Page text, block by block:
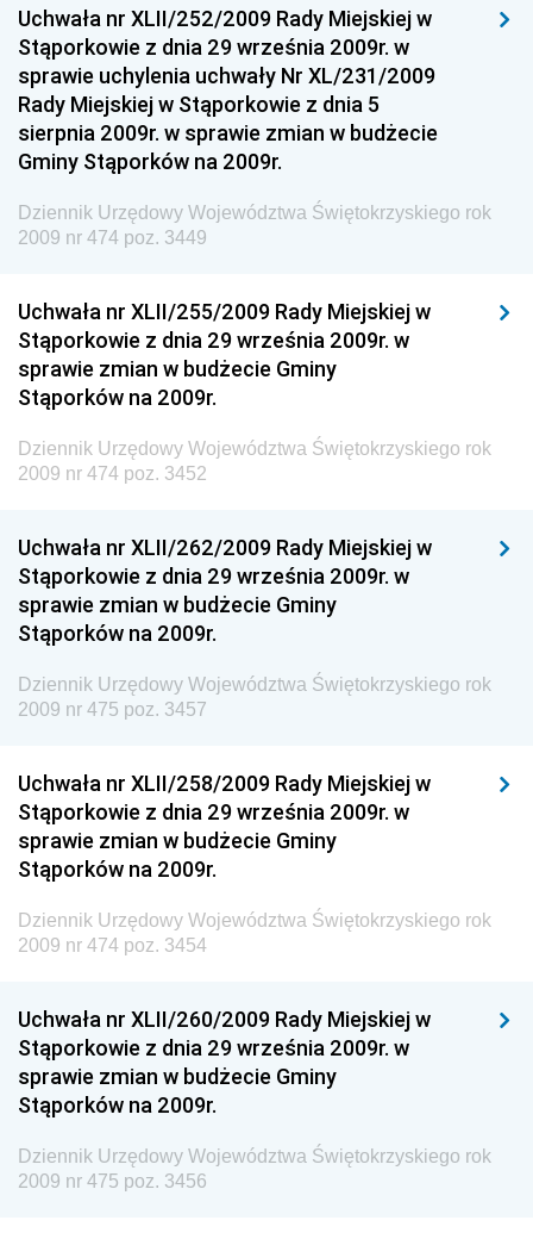
Dziennik Urzędowy Ministra Funduszy i Polityki
Regionalnej
Dziennik Urzędowy Ministra Aktywów Państwowych
Dziennik Urzędowy Ministra Zdrowia
Dziennik Urzędowy Ministra Środowiska i Głównego
Dziennik Urzędowy Ministra Klimatu i Środowiska
Narodowego i Sportu
Dziennik Urzędowy Ministra Finansów, Funduszy i
Polityki Regionalnej
Dziennik Urzędowy Ministra Rozwoju, Pracy i
Technologii
Dziennik Urzędowy Ministra Kultury, Dziedzictwa
Dziennik Urzędowy Ministra Rodziny i Polityki
Społecznej
Dziennik Urzędowy Komendy Głównej Straży
Granicznej
Dziennik Urzędowy Głównego Inspektoratu Transportu
Drogowego
Dziennik Urzędowy Komendy Głównej Policji
Dziennik Urzędowy Ministra Pracy i Polityki
Społecznej
Dziennik Urzędowy Ministra Transportu, Budownictwa
i Gospodarki Morskiej
Dziennik Urzędowy Ministra Spraw Zagranicznych
Dziennik Urzędowy Centralnego Biura
Antykorupcyjnego
Wewnętrznego
Dziennik Urzędowy Urzędu Patentowego
Uchwała nr XLII/252/2009 Rady Miejskiej w
Stąporkowie z dnia 29 września 2009r. w
sprawie uchylenia uchwały Nr XL/231/2009
Rady Miejskiej w Stąporkowie z dnia 5
sierpnia 2009r. w sprawie zmian w budżecie
Gminy Stąporków na 2009r.
Dziennik Urzędowy Województwa Świętokrzyskiego rok
2009 nr 474 poz. 3449
Uchwała nr XLII/255/2009 Rady Miejskiej w
Stąporkowie z dnia 29 września 2009r. w
sprawie zmian w budżecie Gminy
Stąporków na 2009r.
Dziennik Urzędowy Województwa Świętokrzyskiego rok
2009 nr 474 poz. 3452
Uchwała nr XLII/262/2009 Rady Miejskiej w
Stąporkowie z dnia 29 września 2009r. w
sprawie zmian w budżecie Gminy
Stąporków na 2009r.
Dziennik Urzędowy Województwa Świętokrzyskiego rok
2009 nr 475 poz. 3457
Uchwała nr XLII/258/2009 Rady Miejskiej w
Stąporkowie z dnia 29 września 2009r. w
sprawie zmian w budżecie Gminy
Stąporków na 2009r.
Dziennik Urzędowy Województwa Świętokrzyskiego rok
2009 nr 474 poz. 3454
Uchwała nr XLII/260/2009 Rady Miejskiej w
Stąporkowie z dnia 29 września 2009r. w
sprawie zmian w budżecie Gminy
Stąporków na 2009r.
Dziennik Urzędowy Województwa Świętokrzyskiego rok
2009 nr 475 poz. 3456